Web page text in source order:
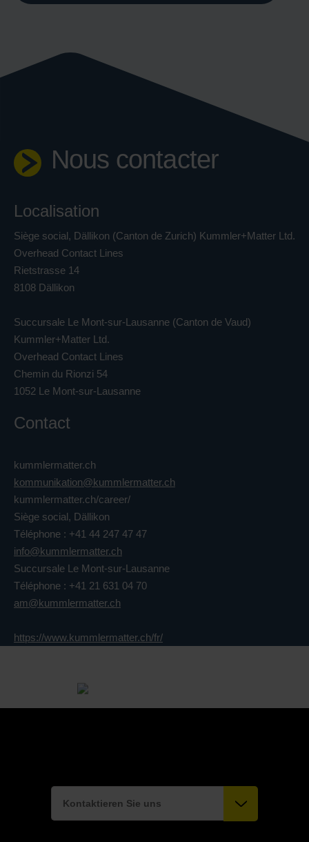
Nous contacter
Localisation
Siège social, Dällikon (Canton de Zurich) Kummler+Matter Ltd.
Overhead Contact Lines
Rietstrasse 14
8108 Dällikon
Succursale Le Mont-sur-Lausanne (Canton de Vaud)
Kummler+Matter Ltd.
Overhead Contact Lines
Chemin du Rionzi 54
1052 Le Mont-sur-Lausanne
Contact
kummlermatter.ch
kommunikation@kummlermatter.ch
kummlermatter.ch/career/
Siège social, Dällikon
Téléphone : +41 44 247 47 47
info@kummlermatter.ch
Succursale Le Mont-sur-Lausanne
Téléphone : +41 21 631 04 70
am@kummlermatter.ch
https://www.kummlermatter.ch/fr/
Kontaktieren Sie uns